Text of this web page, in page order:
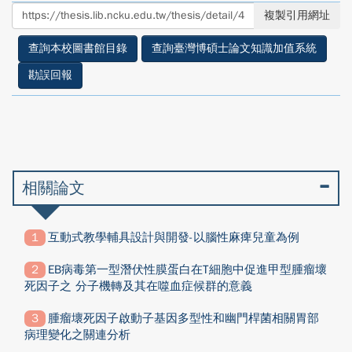
至
facebook
至
twitter
複製引用網址
查詢本校圖書館目錄
查詢臺灣博碩士論文知識加值系統
勘誤回報
相關論文
互動式教學輔具設計與開發-以腦性麻痺兒童為例
EB病毒第一型潛伏性膜蛋白在T細胞中促進甲型腫瘤壞
死因子之 分子機轉及其在噬血症候群的意義
腫瘤壞死因子啟動子基因多型性和幽門桿菌相關胃部
病理變化之關連分析